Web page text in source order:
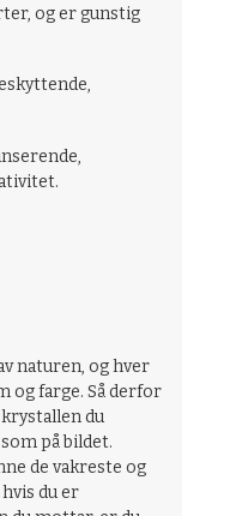
og er gunstig
naturen, og hver
og farge. Så derfor
du
på bildet.
de vakreste og
du er